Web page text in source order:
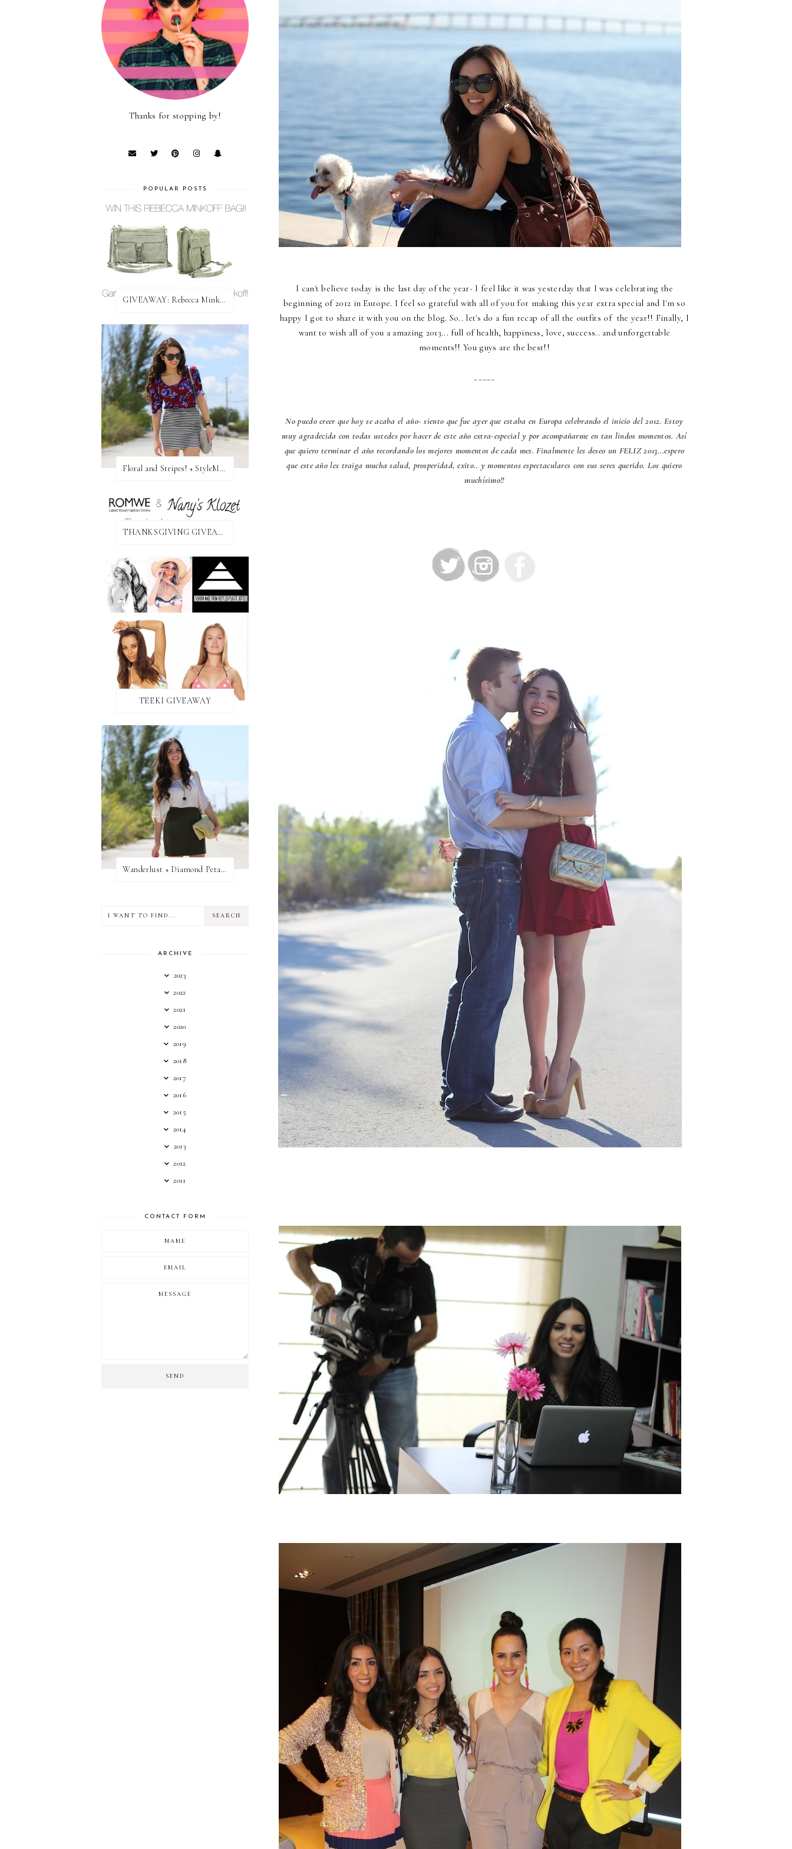
I can't believe today is the last day of the year- I feel like it was yesterday that I was celebrating the
beginning of 2012 in Europe. I feel so grateful with all of you for making this year extra special and I'm so
happy I got to share it with you on the blog. So.. let's do a fun recap of all the outfits of the year!! Finally, I
want to wish all of you a amazing 2013... full of health, happiness, love, success.. and unforgettable
moments!! You guys are the best!!
No puedo creer que hoy se acaba el año- siento que fue ayer que estaba en Europa celebrando el inicio del 2012. Estoy
muy agradecida con todas ustedes por hacer de este año extra-especial y por acompañarme en tan lindos momentos. Así
que quiero terminar el año recordando los mejores momentos de cada mes. Finalmente les deseo un FELIZ 2013...espero
que este año les traiga mucha salud, prosperidad, exito.. y momentos espectaculares con sus seres querido. Los quiero
muchísimo!!
Thanks for stopping by!
POPULAR POSTS
GIVEAWAY: Rebecca Minkoff Bag!
Floral and Stripes! + StyleMint GIVEAWAY!
THANKSGIVING GIVEAWAY!
TEEKI GIVEAWAY
Wanderlust + Diamond Petal Giveaway
ARCHIVE
2023
2022
2021
2020
2019
2018
2017
2016
2015
2014
2013
2012
2011
CONTACT FORM